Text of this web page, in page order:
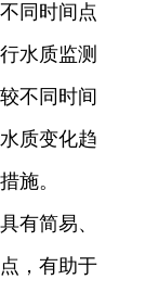
同时间点
水质监测
不同时间
质变化趋
施。
有简易、
，有助于